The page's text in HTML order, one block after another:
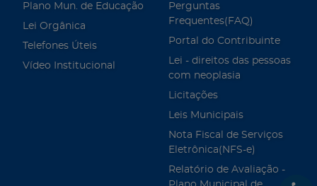
Plano Mun. de Educação
Lei Orgânica
Telefones Úteis
Vídeo Institucional
Perguntas
Frequentes(FAQ)
Portal do Contribuinte
Lei - direitos das pessoas
com neoplasia
Licitações
Leis Municipais
Nota Fiscal de Serviços
Eletrônica(NFS-e)
Relatório de Avaliação -